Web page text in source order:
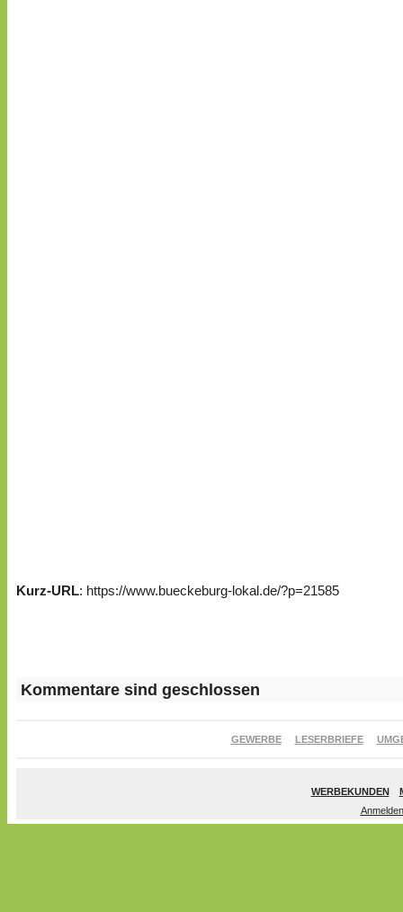
Kurz-URL: https://www.bueckeburg-lokal.de/?p=21585
Kommentare sind geschlossen
GEWERBE LESERBRIEFE
WERBEKUNDEN
Anmelden